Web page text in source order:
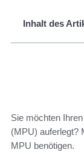
Inhalt des
Sie möchten
(MPU) auferlegt?
MPU benötigen.